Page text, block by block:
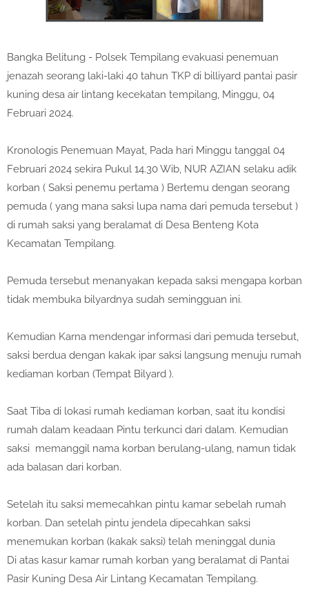
Bangka Belitung - Polsek Tempilang evakuasi penemuan
jenazah seorang laki-laki 40 tahun TKP di billiyard pantai pasir
kuning desa air lintang kecekatan tempilang, Minggu, 04
Februari 2024.
Kronologis Penemuan Mayat, Pada hari Minggu tanggal 04
Februari 2024 sekira Pukul 14.30 Wib, NUR AZIAN selaku adik
korban ( Saksi penemu pertama ) Bertemu dengan seorang
pemuda ( yang mana saksi lupa nama dari pemuda tersebut )
di rumah saksi yang beralamat di Desa Benteng Kota
Kecamatan Tempilang.
Pemuda tersebut menanyakan kepada saksi mengapa korban
tidak membuka bilyardnya sudah semingguan ini.
Kemudian Karna mendengar informasi dari pemuda tersebut,
saksi berdua dengan kakak ipar saksi langsung menuju rumah
kediaman korban (Tempat Bilyard ).
Saat Tiba di lokasi rumah kediaman korban, saat itu kondisi
rumah dalam keadaan Pintu terkunci dari dalam. Kemudian
saksi memanggil nama korban berulang-ulang, namun tidak
ada balasan dari korban.
Setelah itu saksi memecahkan pintu kamar sebelah rumah
korban. Dan setelah pintu jendela dipecahkan saksi
menemukan korban (kakak saksi) telah meninggal dunia
Di atas kasur kamar rumah korban yang beralamat di Pantai
Pasir Kuning Desa Air Lintang Kecamatan Tempilang.